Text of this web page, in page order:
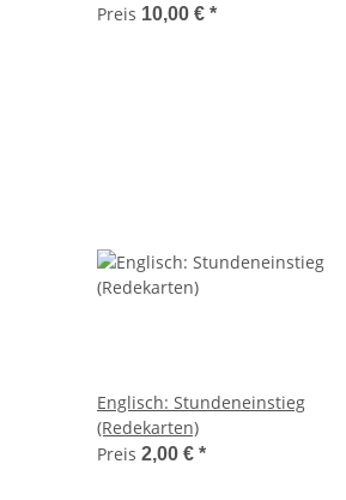
Preis 10,00 € *
Englisch: Stundeneinstieg
(Redekarten)
Preis 2,00 € *